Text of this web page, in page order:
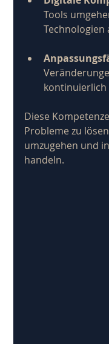
Tools
Technologien
Diese
Probleme zu
umzugehen und
handeln.